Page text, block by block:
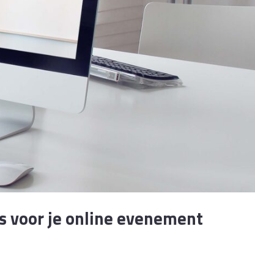
voor je online evenement